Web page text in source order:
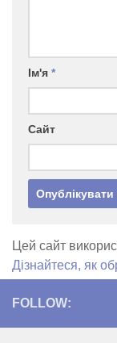
Ім'я *
Сайт
Цей сайт
Дізнайтеся, як
FOLLOW: